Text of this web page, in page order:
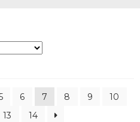
6 7 8 9
10
13 14